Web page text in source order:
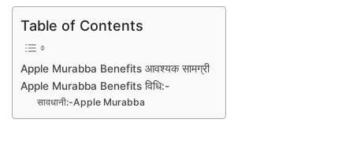
Table of Contents
Apple Murabba Benefits आवश्यक सामग्री
Apple Murabba Benefits विधि:-
सावधानी:-Apple Murabba